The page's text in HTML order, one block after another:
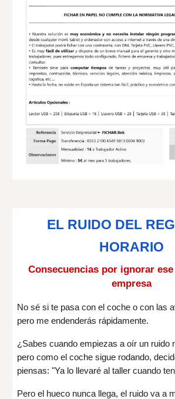
EL RUIDO DEL
HORARIO
Consecuencias por ignorar
empresa
No sé si te pasa con el coche o con las
pero me endenderás rápidamente.
¿Sabes cuando empiezas a oír un ruido
pero como el coche sigue rodando,
piensas: "Ya lo llevaré al taller cuando
Pero el hueco nunca llega, el ruido va a